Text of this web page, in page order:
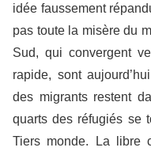
idée faussement
pas toute la misère du
Sud, qui convergent
rapide, sont
des migrants restent
quarts des réfugiés se
Tiers monde. La libre